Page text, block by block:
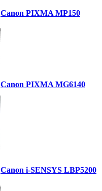
Canon PIXMA MP150
Canon PIXMA MG6140
Canon i-SENSYS LBP5200